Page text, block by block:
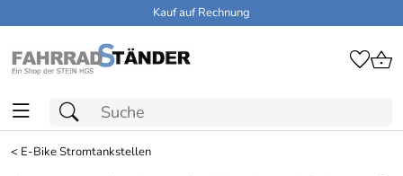
Kauf auf Rechnung
< E-Bike Stromtankstellen